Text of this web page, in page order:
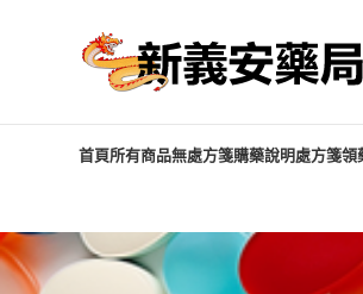
首頁所有商品無處方箋購藥說明處方箋領